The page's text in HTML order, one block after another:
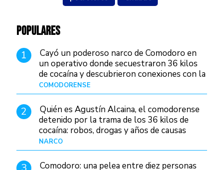
POPULARES
1
Cayó un poderoso narco de Comodoro en
un operativo donde secuestraron 36 kilos
de cocaína y descubrieron conexiones con la
Patagonia
COMODORENSE
2
Quién es Agustín Alcaina, el comodorense
detenido por la trama de los 36 kilos de
cocaína: robos, drogas y años de causas
judiciales
NARCO
Comodoro: una pelea entre diez personas